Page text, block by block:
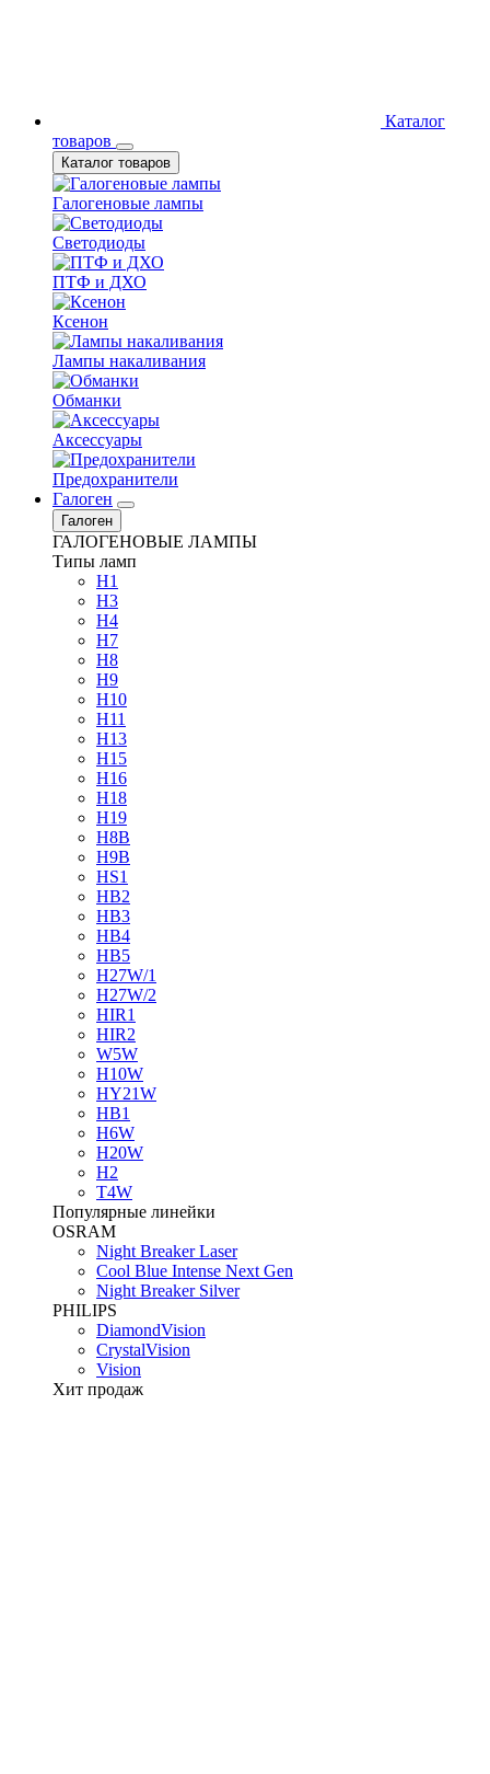
Каталог
товаров
Каталог товаров
Галогеновые лампы
Светодиоды
ПТФ и ДХО
Ксенон
Лампы накаливания
Обманки
Аксессуары
Предохранители
Галоген
Галоген
ГАЛОГЕНОВЫЕ ЛАМПЫ
Типы ламп
H1
H3
H4
H7
H8
H9
H10
H11
H13
H15
H16
H18
H19
H8B
H9B
HS1
HB2
HB3
HB4
HB5
H27W/1
H27W/2
HIR1
HIR2
W5W
H10W
HY21W
HB1
H6W
H20W
H2
T4W
Популярные линейки
OSRAM
Night Breaker Laser
Cool Blue Intense Next Gen
Night Breaker Silver
PHILIPS
DiamondVision
CrystalVision
Vision
Хит продаж